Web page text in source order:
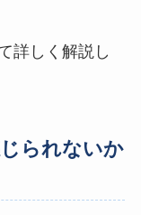
詳しく解説し
られないか